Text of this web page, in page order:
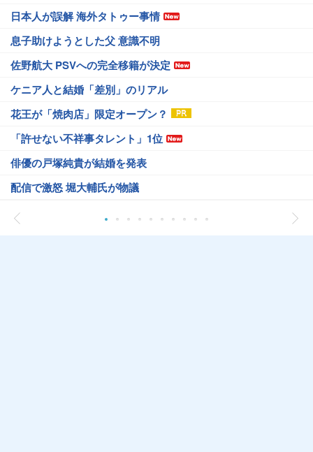
日本人が誤解 海外タトゥー事情
息子助けようとした父 意識不明
佐野航大 PSVへの完全移籍が決定
ケニア人と結婚「差別」のリアル
花王が「焼肉店」限定オープン？
「許せない不祥事タレント」1位
俳優の戸塚純貴が結婚を発表
配信で激怒 堀大輔氏が物議